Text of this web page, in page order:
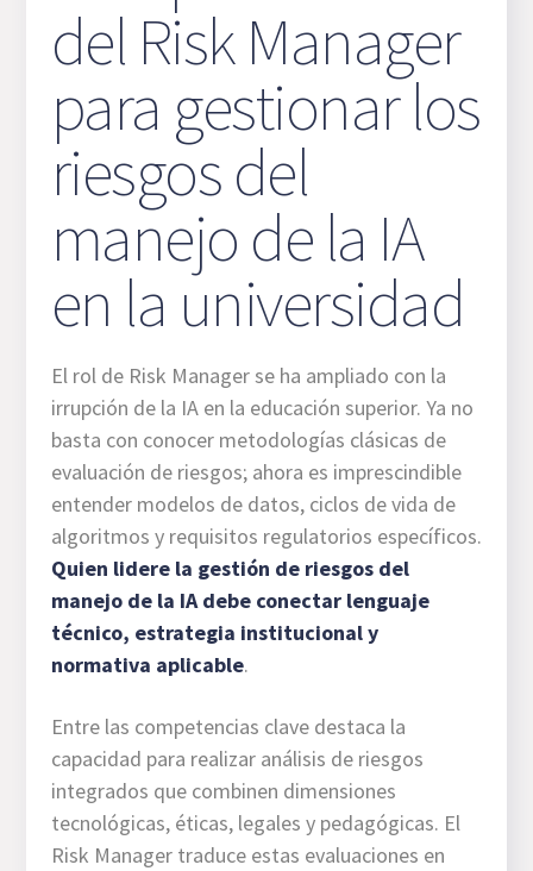
del Risk Manager
para gestionar los
riesgos del
manejo de la IA
en la universidad
El rol de Risk Manager se ha ampliado con la
irrupción de la IA en la educación superior. Ya no
basta con conocer metodologías clásicas de
evaluación de riesgos; ahora es imprescindible
entender modelos de datos, ciclos de vida de
algoritmos y requisitos regulatorios específicos.
Quien lidere la gestión de riesgos del
manejo de la IA debe conectar lenguaje
técnico, estrategia institucional y
normativa aplicable.
Entre las competencias clave destaca la
capacidad para realizar análisis de riesgos
integrados que combinen dimensiones
tecnológicas, éticas, legales y pedagógicas. El
Risk Manager traduce estas evaluaciones en